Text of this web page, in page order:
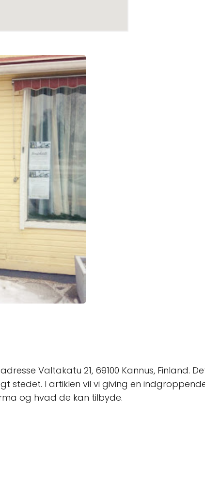
Valtakatu 21, 69100 Kannus, Finland.
stedet. I artiklen vil vi giving en
og hvad de kan tilbyde.